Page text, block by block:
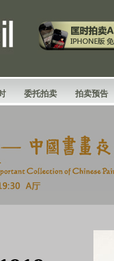
委托拍卖 拍卖预告